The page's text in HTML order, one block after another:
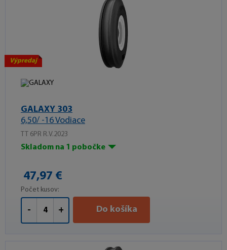
Výpredaj
GALAXY 303
6,50/ -16 Vodiace
TT 6PR R.V.2023
Skladom na 1 pobočke
47,97 €
Počet kusov:
- + Do košíka